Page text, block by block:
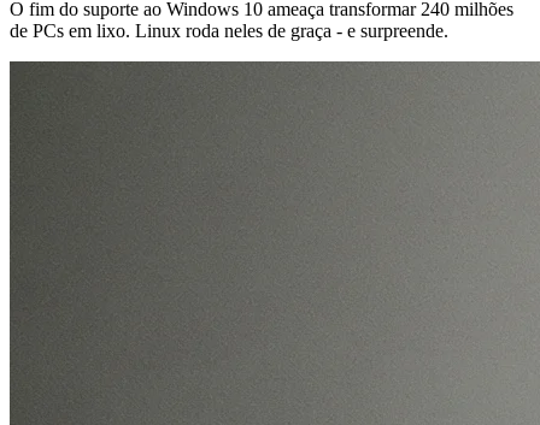
O fim do suporte ao Windows 10 ameaça transformar 240 milhões
de PCs em lixo. Linux roda neles de graça - e surpreende.